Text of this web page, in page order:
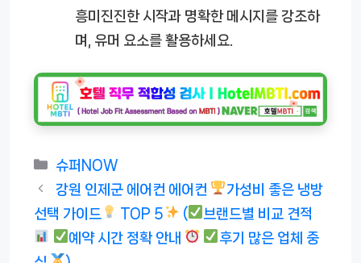
흥미진진한 시작과 명확한 메시지를 강조하
며, 유머 요소를 활용하세요.
카
테
리
슈퍼NOW
강원 인제군 에어컨 에어컨
가성비 좋은 냉방
선택 가이드
TOP 5 (
브랜드별 비교 견적
예약 시간 정확 안내
후기 많은 업체 중